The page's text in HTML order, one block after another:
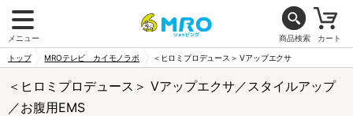
メニュー 商品検索 カート
トップ MROテレビ カイモノラボ ＜ヒロミプロデュース＞ Vアップエクサ
＜ヒロミプロデュース＞ Vアップエクサ／スタイルアップ
／お腹用EMS